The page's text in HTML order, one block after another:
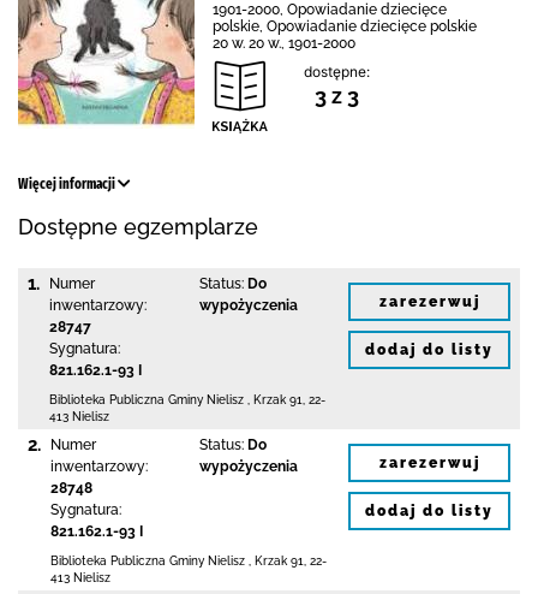
1901-2000, Opowiadanie dziecięce
polskie, Opowiadanie dziecięce polskie
20 w. 20 w., 1901-2000
dostępne:
3 z 3
Więcej informacji
Dostępne egzemplarze
1.
Numer
inwentarzowy:
28747
Sygnatura:
821.162.1-93 I
Status: Do
wypożyczenia
Biblioteka Publiczna Gminy Nielisz Krzak 91
22-
413 Nielisz
zarezerwuj
dodaj do listy
2.
Numer
inwentarzowy:
28748
Sygnatura:
821.162.1-93 I
Status: Do
wypożyczenia
Biblioteka Publiczna Gminy Nielisz Krzak 91
22-
413 Nielisz
zarezerwuj
dodaj do listy